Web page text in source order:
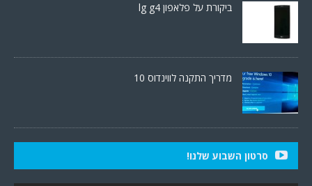
ביקורת על פלאפון lg g4
מדריך התקנה לווינדוס 10
סרטון השבוע שלנו!